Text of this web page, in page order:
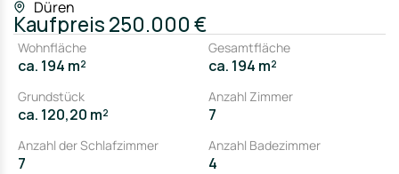
Düren
Kaufpreis250.000 €
Wohnfläche
ca. 194 m²
Gesamtfläche
ca. 194 m²
Grundstück
ca. 120,20 m²
Anzahl Zimmer
7
Anzahl der Schlafzimmer
7
Anzahl Badezimmer
4